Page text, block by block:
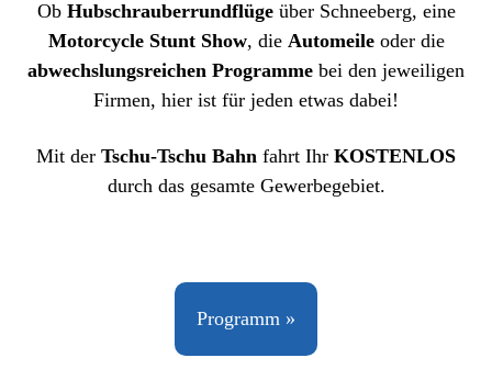
Ob Hubschrauberrundflügeüber Schneeberg, eine
Motorcycle Stunt Show, die Automeileoder die
abwechslungsreichen Programme bei den jeweiligen
Firmen, hier ist für jeden etwas dabei!
Mit der Tschu-Tschu Bahn fahrt Ihr KOSTENLOS
durch das gesamte Gewerbegebiet.
Programm »